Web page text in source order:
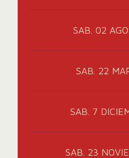
SAB. 02
SAB. 22
SAB. 7
SAB. 23